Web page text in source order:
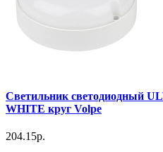
Светильник светодиодный
WHITE круг Volpe
204.15р.